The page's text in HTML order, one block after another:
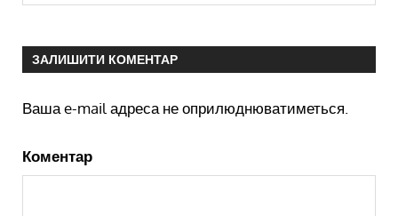
ЗАЛИШИТИ КОМЕНТАР
Ваша e-mail адреса не оприлюднюватиметься.
Коментар